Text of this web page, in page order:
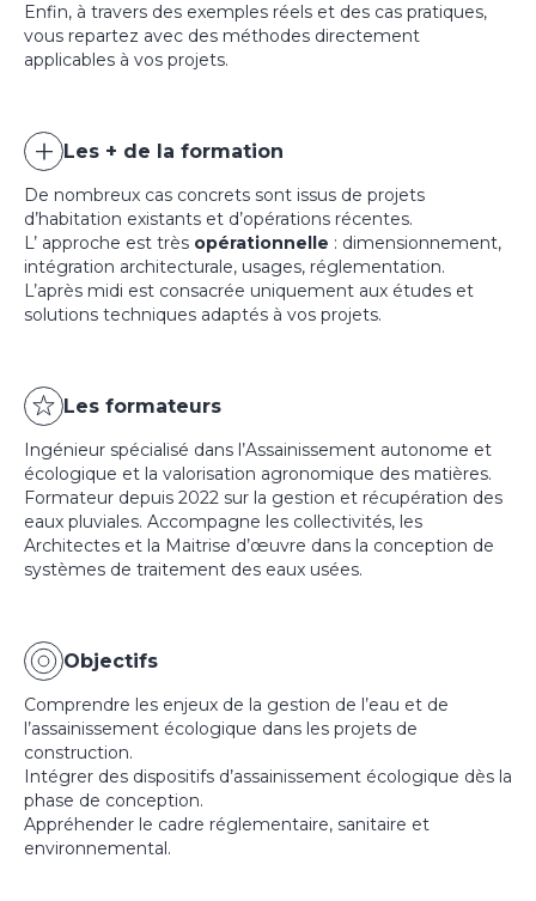
Enfin, à travers des exemples réels et des cas pratiques,
vous repartez avec des méthodes directement
applicables à vos projets.
Les + de la formation
De nombreux cas concrets sont issus de projets
d’habitation existants et d’opérations récentes.
L’ approche est très opérationnelle : dimensionnement,
intégration architecturale, usages, réglementation.
L’après midi est consacrée uniquement aux études et
solutions techniques adaptés à vos projets.
Les formateurs
Ingénieur spécialisé dans l’Assainissement autonome et
écologique et la valorisation agronomique des matières.
Formateur depuis 2022 sur la gestion et récupération des
eaux pluviales. Accompagne les collectivités, les
Architectes et la Maitrise d’œuvre dans la conception de
systèmes de traitement des eaux usées.
Objectifs
Comprendre les enjeux de la gestion de l’eau et de
l’assainissement écologique dans les projets de
construction.
Intégrer des dispositifs d’assainissement écologique dès la
phase de conception.
Appréhender le cadre réglementaire, sanitaire et
environnemental.